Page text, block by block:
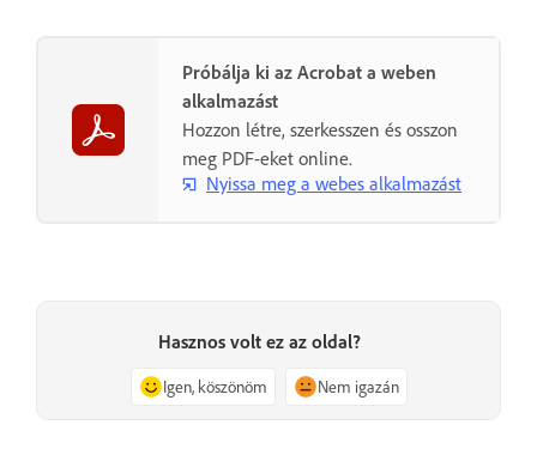
Próbálja ki az Acrobat a weben
alkalmazást
Hozzon létre, szerkesszen és osszon
meg PDF-eket online.
Nyissa meg a webes alkalmazást
Hasznos volt ez az oldal?
Igen, köszönöm Nem igazán